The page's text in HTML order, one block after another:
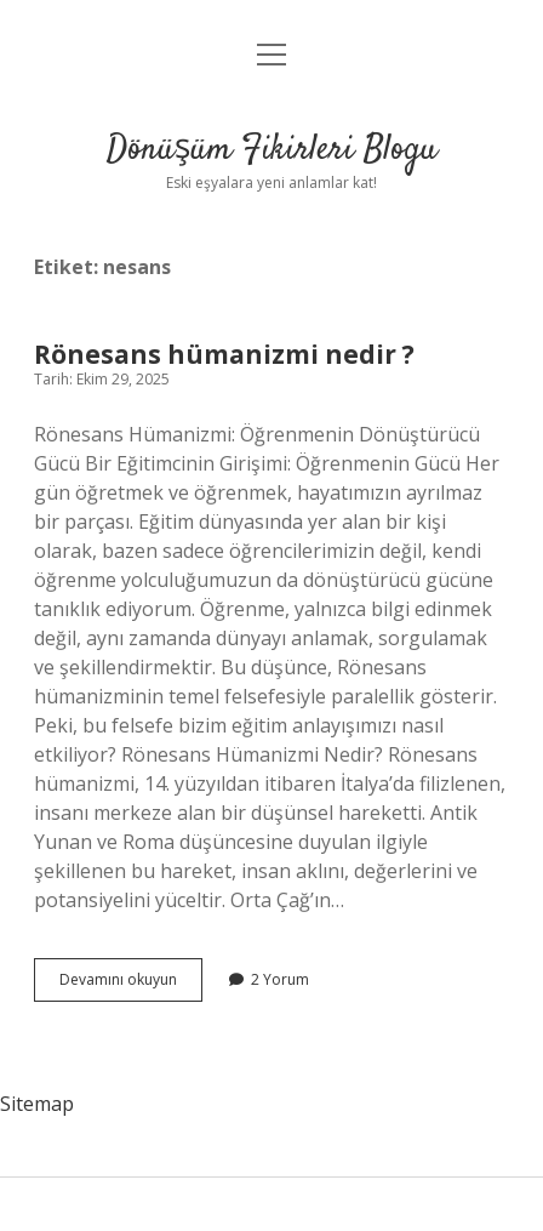
Anasayfa
Yasal Uyarı
menüyü
Dönüşüm Fikirleri Blogu
Eski eşyalara yeni anlamlar kat!
Etiket: nesans
Rönesans hümanizmi nedir ?
Tarih: Ekim 29, 2025
Rönesans Hümanizmi: Öğrenmenin Dönüştürücü
Gücü Bir Eğitimcinin Girişimi: Öğrenmenin Gücü Her
gün öğretmek ve öğrenmek, hayatımızın ayrılmaz
bir parçası. Eğitim dünyasında yer alan bir kişi
olarak, bazen sadece öğrencilerimizin değil, kendi
öğrenme yolculuğumuzun da dönüştürücü gücüne
tanıklık ediyorum. Öğrenme, yalnızca bilgi edinmek
değil, aynı zamanda dünyayı anlamak, sorgulamak
ve şekillendirmektir. Bu düşünce, Rönesans
hümanizminin temel felsefesiyle paralellik gösterir.
Peki, bu felsefe bizim eğitim anlayışımızı nasıl
etkiliyor? Rönesans Hümanizmi Nedir? Rönesans
hümanizmi, 14. yüzyıldan itibaren İtalya’da filizlenen,
insanı merkeze alan bir düşünsel hareketti. Antik
Yunan ve Roma düşüncesine duyulan ilgiyle
şekillenen bu hareket, insan aklını, değerlerini ve
potansiyelini yüceltir. Orta Çağ’ın…
Devamını okuyun Rönesans
hümanizmi
2 Yorum
Sitemap